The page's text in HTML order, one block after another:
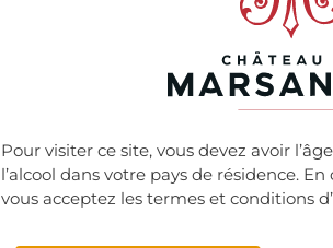
Pour visiter ce site, vous devez avoir
l’alcool dans votre pays de résidence. En
vous acceptez les termes et conditions